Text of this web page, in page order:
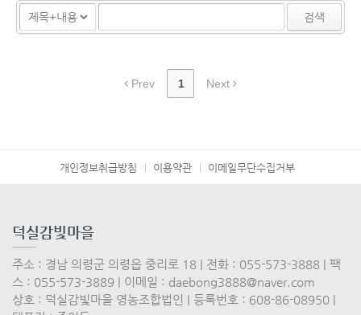
곽재우 ...
검색
Prev 1 Next
개인정보취급방침 이용약관 이메일무단수집거부
덕실감빛마을
주소 : 경남 의령군 의령읍 중리로 18 | 전화 : 055-573-3888 | 팩
스 : 055-573-3889 | 이메일 : daebong3888@naver.com
상호 : 덕실감빛마을 영농조합법인 | 등록번호 : 608-86-08950 |